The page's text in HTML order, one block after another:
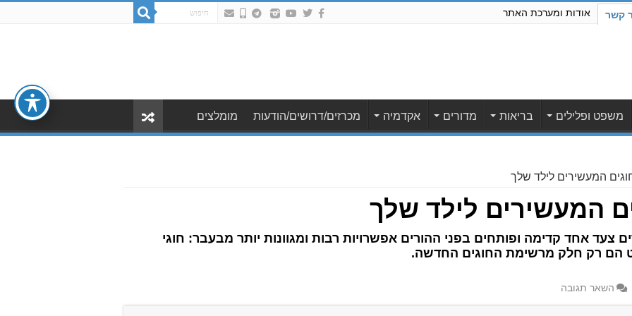
קשר אודות ומערכת האתר
משפט ופלילים בריאות מדורים אקדמיה מכרזים/דרושים/הודעות מומלצים
המעשירים לילד שלך
המעשירים לילד שלך
צעד אחד קדימה ופותחים בפני ההורים אפשרויות רבות ומגוונות יותר מבעבר: חוגי
הם רק חלק מרשימת החוגים החדשה.
השאר תגובה